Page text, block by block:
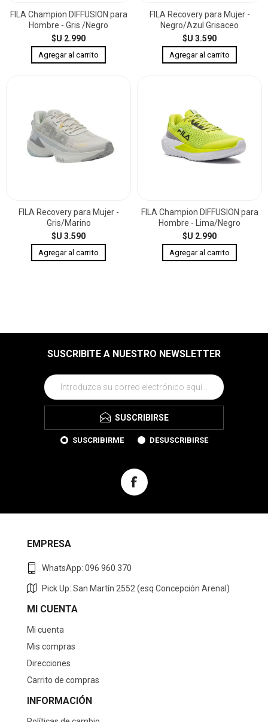
FILA Champion DIFFUSION para
Hombre - Gris /Negro
$U 2.990
FILA Recovery para Mujer -
Negro/Azul Grisaceo
$U 3.590
FILA Recovery para Mujer -
Gris/Marino
$U 3.590
FILA Champion DIFFUSION para
Hombre - Lima/Negro
$U 2.990
SUSCRIBITE A NUESTRO NEWSLETTER
SUSCRIBIRSE
SUSCRIBIRME DESUSCRIBIRSE
EMPRESA
WhatsApp: 096 960 370
Pick Up: San Martín 2552 (esq Concepción Arenal)
MI CUENTA
Mi cuenta
Mis compras
Direcciones
Carrito de compras
INFORMACIÓN